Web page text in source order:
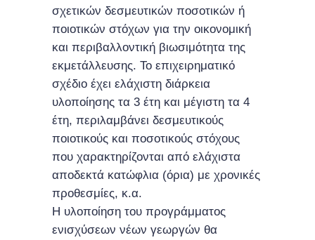
σχετικών δεσμευτικών ποσοτικών ή
ποιοτικών στόχων για την οικονομική
και περιβαλλοντική βιωσιμότητα της
εκμετάλλευσης. Το επιχειρηματικό
σχέδιο έχει ελάχιστη διάρκεια
υλοποίησης τα 3 έτη και μέγιστη τα 4
έτη, περιλαμβάνει δεσμευτικούς
ποιοτικούς και ποσοτικούς στόχους
που χαρακτηρίζονται από ελάχιστα
αποδεκτά κατώφλια (όρια) με χρονικές
προθεσμίες, κ.α.
Η υλοποίηση του προγράμματος
ενισχύσεων νέων γεωργών θα